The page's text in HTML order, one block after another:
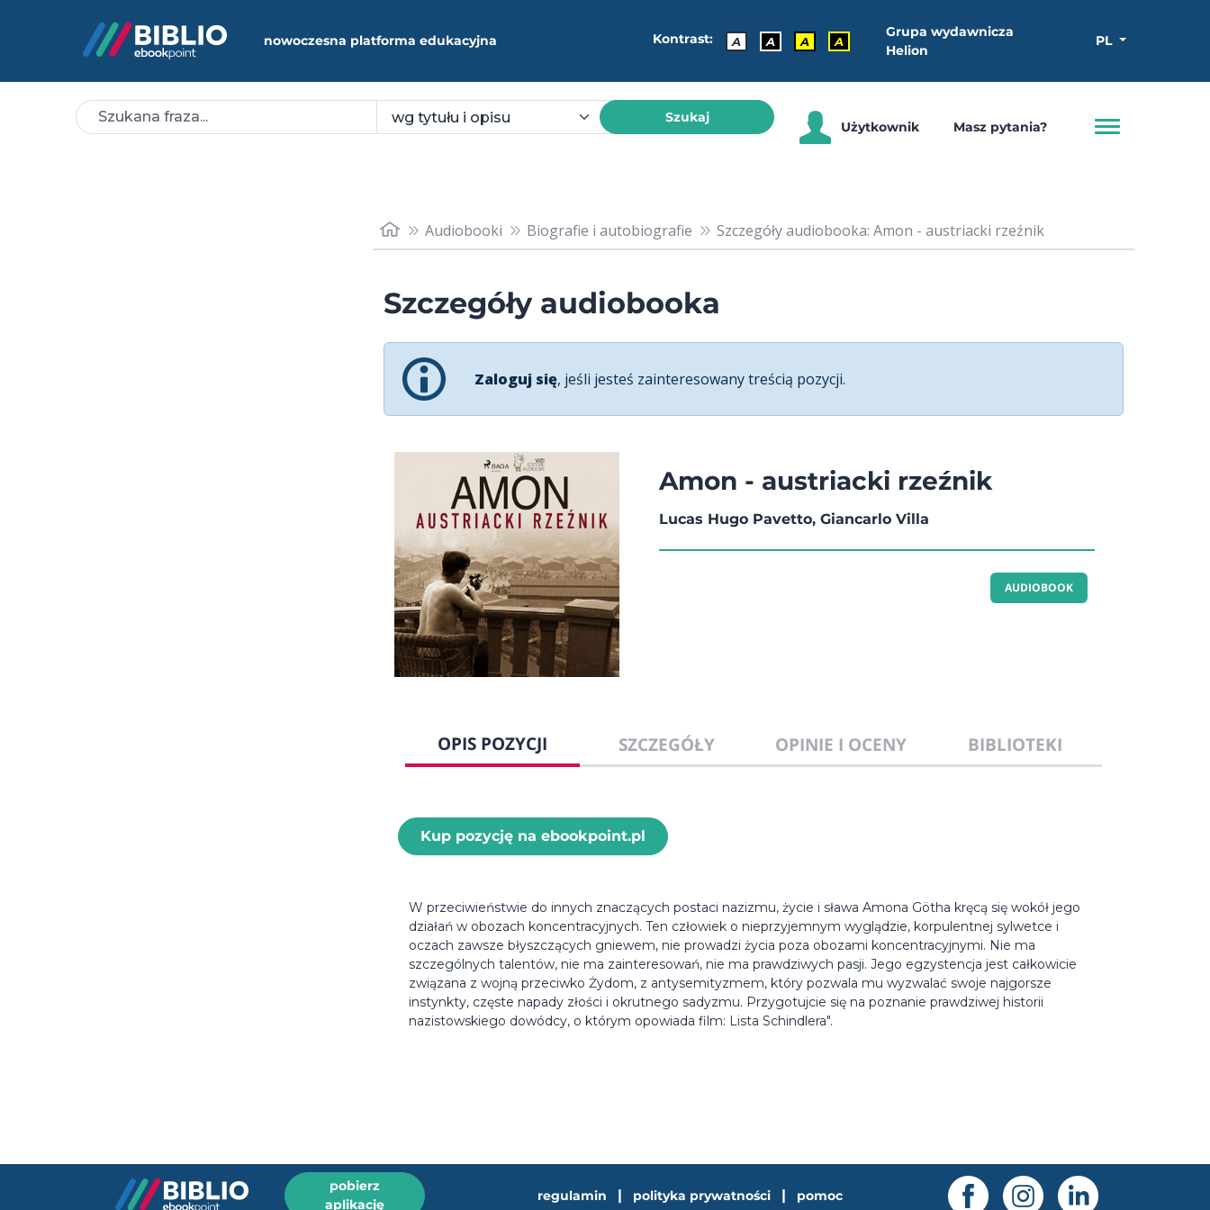
nowoczesna platforma edukacyjna Kontrast: A A A A
Grupa wydawnicza
Helion
PL
Szukaj
Użytkownik Masz pytania?
Audiobooki Biografie i autobiografie Szczegóły audiobooka: Amon - austriacki rzeźnik
Szczegóły audiobooka
Zaloguj się, jeśli jesteś zainteresowany treścią pozycji.
Amon - austriacki rzeźnik
Lucas Hugo Pavetto, Giancarlo Villa
AUDIOBOOK
OPIS POZYCJI SZCZEGÓŁY OPINIE I OCENY BIBLIOTEKI
Kup pozycję na ebookpoint.pl
W przeciwieństwie do innych znaczących postaci nazizmu, życie i sława Amona Götha kręcą się wokół jego
działań w obozach koncentracyjnych. Ten człowiek o nieprzyjemnym wyglądzie, korpulentnej sylwetce i
oczach zawsze błyszczących gniewem, nie prowadzi życia poza obozami koncentracyjnymi. Nie ma
szczególnych talentów, nie ma zainteresowań, nie ma prawdziwych pasji. Jego egzystencja jest całkowicie
związana z wojną przeciwko Żydom, z antysemityzmem, który pozwala mu wyzwalać swoje najgorsze
instynkty, częste napady złości i okrutnego sadyzmu. Przygotujcie się na poznanie prawdziwej historii
nazistowskiego dowódcy, o którym opowiada film: Lista Schindlera".
pobierz
aplikację
regulamin | polityka prywatności | pomoc